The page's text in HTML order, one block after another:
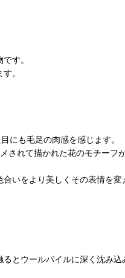
す。
。
にも毛足の肉感を感じます。
れて描かれた花のモチーフ
いをより美しくその表情を変
とウールパイルに深く沈み